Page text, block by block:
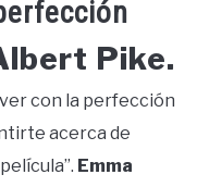
Pike.
con la perfección
acerca de
Emma